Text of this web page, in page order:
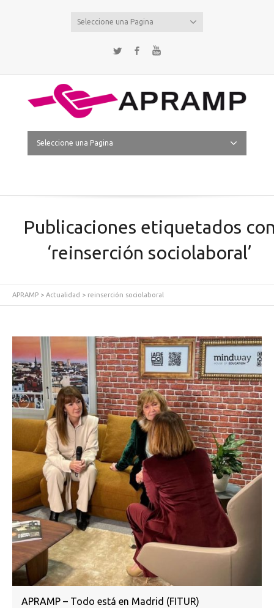
Seleccione una Pagina
Twitter Facebook
Seleccione una Pagina
Publicaciones etiquetados
‘reinserción sociolaboral’
APRAMP > Actualidad > reinserción sociolaboral
APRAMP – Todo está en Madrid (FITUR)